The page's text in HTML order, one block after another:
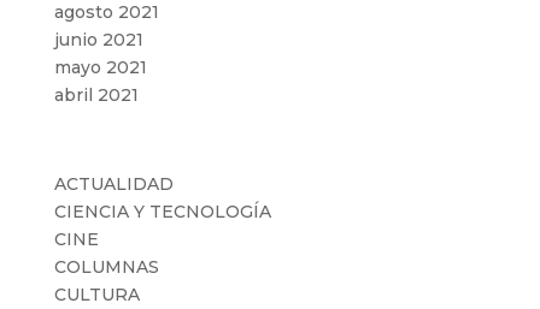
agosto 2021
junio 2021
mayo 2021
abril 2021
ACTUALIDAD
CIENCIA Y TECNOLOGÍA
CINE
COLUMNAS
CULTURA